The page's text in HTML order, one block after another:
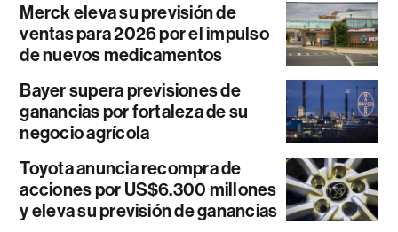
Merck eleva su previsión de
ventas para 2026 por el impulso
de nuevos medicamentos
Bayer supera previsiones de
ganancias por fortaleza de su
negocio agrícola
Toyota anuncia recompra de
acciones por US$6.300 millones
y eleva su previsión de ganancias